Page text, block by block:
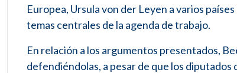
Europea, Ursula von der Leyen a varios
temas centrales de la agenda de trabajo.
En relación a los argumentos presentados,
defendiéndolas, a pesar de que los